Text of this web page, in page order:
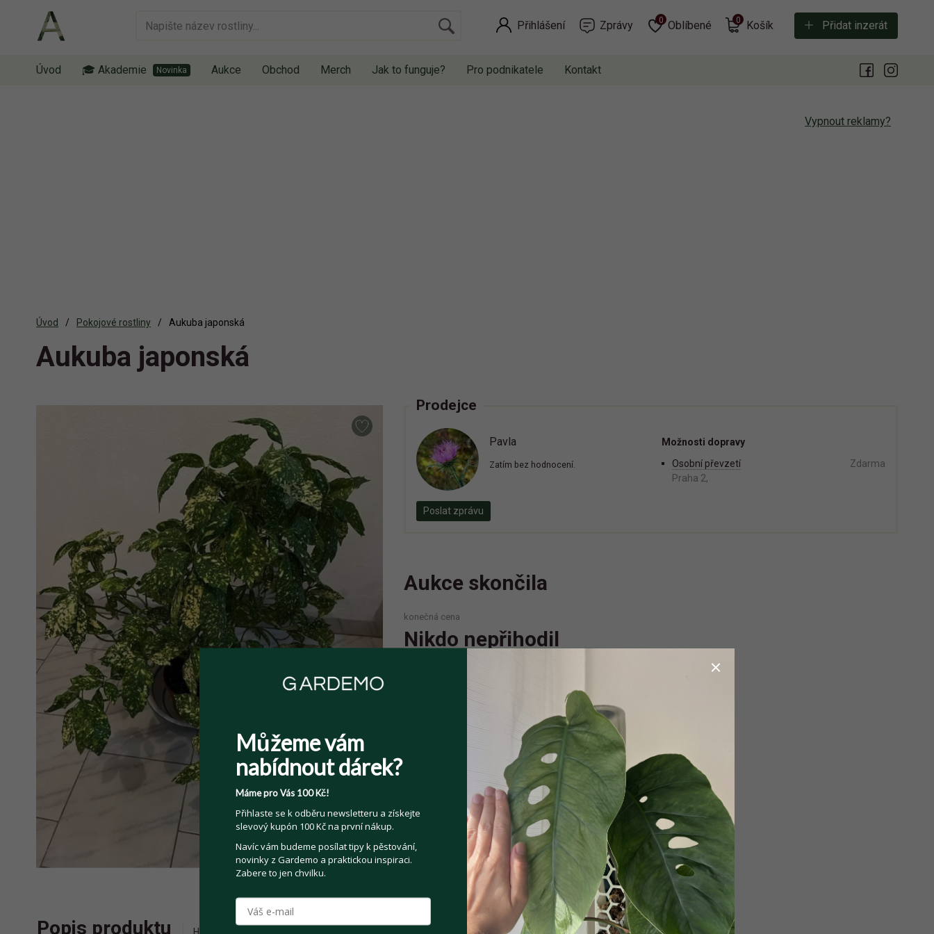
Přihlášení Zprávy Oblíbené
0 Košík
0 Přidat inzerát
Úvod 🎓 Akademie Aukce Obchod Merch Jak to funguje? Pro podnikatele Kontakt
Vypnout reklamy?
Úvod Pokojové rostliny Aukuba japonská
Aukuba japonská
Prodejce
Pavla
Zatím bez hodnocení.
Poslat zprávu
Možnosti dopravy
Osobní převzetí
Praha 2,
Zdarma
Aukce skončila
konečná cena
Nikdo nepřihodil
Twitter
Kategorie: Pokojové rostliny
Popis produktu Historie příhozů
Můžeme vám
nabídnout dárek?
Máme pro Vás 100 Kč!
Přihlaste se k odběru newsletteru a získejte
slevový kupón 100 Kč na první nákup.
Navíc vám budeme posílat tipy k pěstování,
novinky z Gardemo a praktickou inspiraci.
Zabere to jen chvilku.